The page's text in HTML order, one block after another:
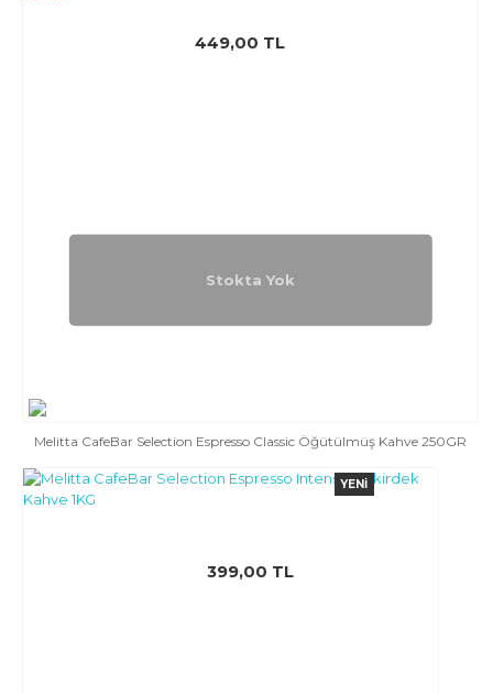
449,00 TL
Stokta Yok
Melitta CafeBar Selection Espresso Classic Öğütülmüş Kahve 250GR
399,00 TL
YENI